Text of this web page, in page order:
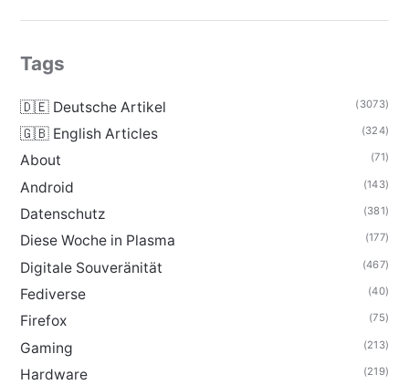
Tags
🇩🇪 Deutsche Artikel (3073)
🇬🇧 English Articles (324)
About (71)
Android (143)
Datenschutz (381)
Diese Woche in Plasma (177)
Digitale Souveränität (467)
Fediverse (40)
Firefox (75)
Gaming (213)
Hardware (219)